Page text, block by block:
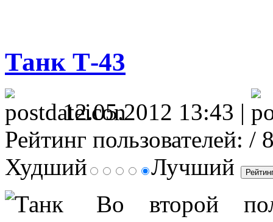
Танк Т-43
12.05.2012 13:43 |
Рейтинг пользователей: /
Худший
Лучший
Во второй